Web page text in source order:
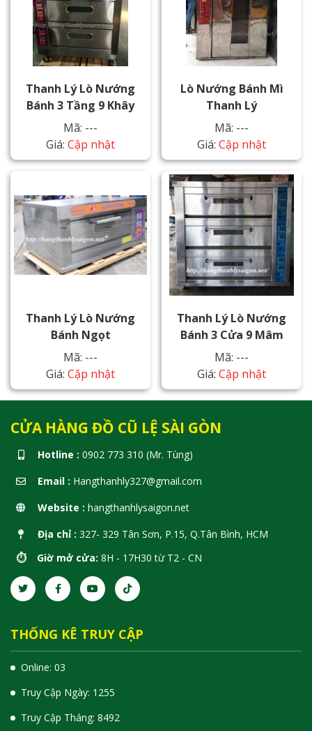
Thanh Lý Lò Nướng
Bánh 3 Tầng 9 Khây
Mã: ---
Giá: Cập nhật
Lò Nướng Bánh Mì
Thanh Lý
Mã: ---
Giá: Cập nhật
Thanh Lý Lò Nướng
Bánh Ngọt
Mã: ---
Giá: Cập nhật
Thanh Lý Lò Nướng
Bánh 3 Cửa 9 Mâm
Mã: ---
Giá: Cập nhật
CỬA HÀNG ĐỒ CŨ LỆ SÀI GÒN
Hotline : 0902 773 310 (Mr. Tùng)
Email : Hangthanhly327@gmail.com
Website : hangthanhlysaigon.net
Địa chỉ : 327- 329 Tân Sơn, P.15, Q.Tân Bình, HCM
⏱️ Giờ mở cửa: 8H - 17H30 từ T2 - CN
THỐNG KÊ TRUY CẬP
Online: 03
Truy Cập Ngày: 1255
Truy Cập Tháng: 8492